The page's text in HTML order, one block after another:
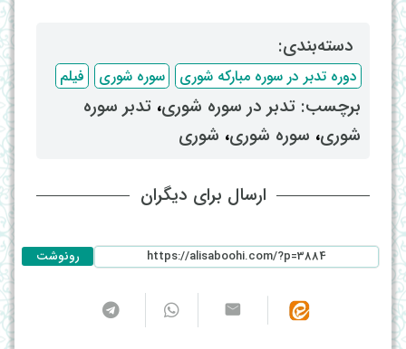
دسته‌بندی: ‌
دوره تدبر در سوره مبارکه شوری سوره شوری فیلم
برچسب: ‌ تدبر در سوره شوری، ‌ تدبر سوره
شوری، ‌ سوره شوری، ‌ شوری
ارسال برای دیگران
رونوشت